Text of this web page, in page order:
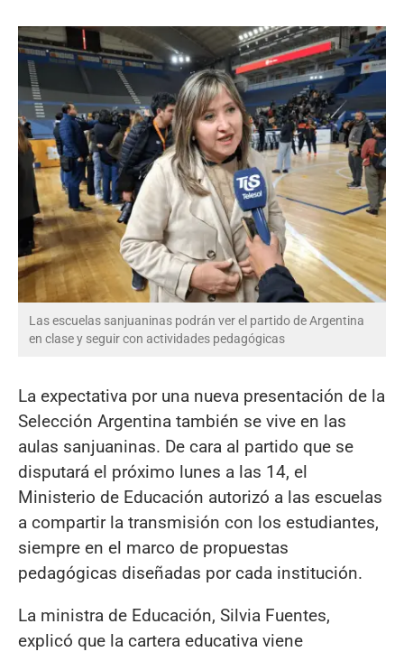
Las escuelas sanjuaninas podrán ver el partido de Argentina
en clase y seguir con actividades pedagógicas
La expectativa por una nueva presentación de la
Selección Argentina también se vive en las
aulas sanjuaninas. De cara al partido que se
disputará el próximo lunes a las 14, el
Ministerio de Educación autorizó a las escuelas
a compartir la transmisión con los estudiantes,
siempre en el marco de propuestas
pedagógicas diseñadas por cada institución.
La ministra de Educación, Silvia Fuentes,
explicó que la cartera educativa viene